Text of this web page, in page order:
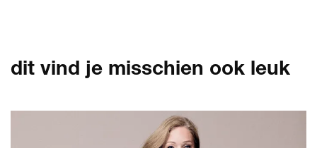
dit vind je misschien ook leuk